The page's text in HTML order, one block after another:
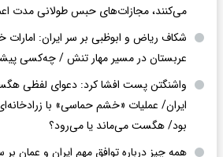
می‌کنند، مجازات‌های حبس طولانی مدت
شکاف ریاض و ابوظبی بر سر ایران:
عربستان در مسیر مهار تنش / چه‌کسی
واشنگتن پست افشا کرد: دعوای لفظی
ایران/ عملیات «خشم حماسی» با
بود/ هگست می‌ماند یا می‌رود؟
همه چیز درباره توافق مهم ایران و عمان